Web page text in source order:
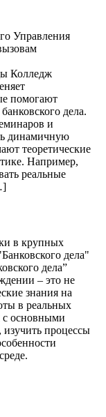
Управления
Колледж
помогают
дела.
и
динамичную
теоретические
Например,
реальные
в крупных
дела"
дела”
– это не
знания на
в реальных
с основными
процессы